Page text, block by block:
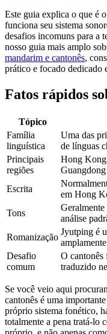
Este guia explica o que é
funciona seu sistema
desafios incomuns para a
nosso guia mais amplo
mandarim e cantonês,
prático e focado dedicado
Fatos rápidos
Tópico
Família
linguística
Uma das
de línguas
Principais
regiões
Hong
Guangdong
Escrita
em Hong
Tons
análise
Romanização
Jyutping é
Desafio
comum
O cantonês
traduzido
Se você veio aqui
cantonês é uma
próprio sistema fonético,
totalmente a pena tratá-lo